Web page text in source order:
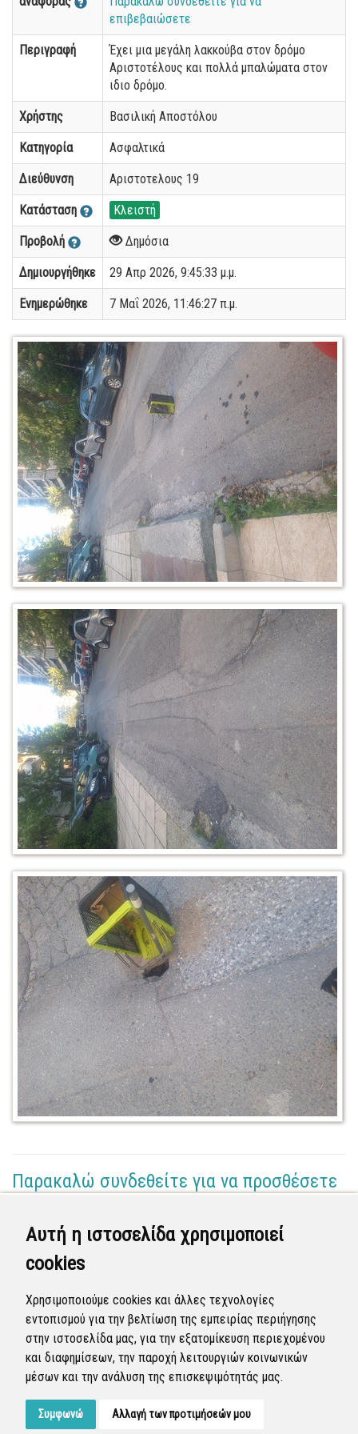
Αυτή η ιστοσελίδα χρησιμοποιεί
cookies
Χρησιμοποιούμε cookies και άλλες τεχνολογίες
εντοπισμού για την βελτίωση της εμπειρίας περιήγησης
στην ιστοσελίδα μας, για την εξατομίκευση περιεχομένου
και διαφημίσεων, την παροχή λειτουργιών κοινωνικών
μέσων και την ανάλυση της επισκεψιμότητάς μας.
Συμφωνώ Αλλαγή των προτιμήσεών μου
επιβεβαιώσετε
Περιγραφή
Έχει μια μεγάλη λακκούβα στον δρόμο
Αριστοτέλους και πολλά μπαλώματα στον
ιδιο δρόμο.
Χρήστης Βασιλική Αποστόλου
Κατηγορία Ασφαλτικά
Διεύθυνση Αριστοτελους 19
Κατάσταση Κλειστή
Προβολή Δημόσια
Δημιουργήθηκε 29 Απρ 2026, 9:45:33 μ.μ.
Ενημερώθηκε 7 Μαΐ 2026, 11:46:27 π.μ.
Παρακαλώ συνδεθείτε για να προσθέσετε
(Διαχειριστής)
07 Μαΐ 2026 - 11:46
Ολοκληρώθηκε η διεκπεραίωση της αναφοράς από
την εταιρεία αερίου λόγω αρμοδιότητας.